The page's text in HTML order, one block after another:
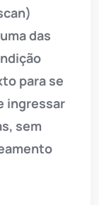
das
para se
ingressar
sem